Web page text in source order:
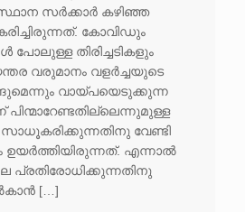
സർക്കാർ കഴിഞ്ഞ
കോവിഡും
പോലുള്ള തിരിച്ചടികളും
വരുമാനം വളർച്ചയുടെ
വായ്പയെടുക്കുന്ന
പിന്മാറേണ്ടതില്ലെന്നുമുള്ള
വേണ്ടി
ഉയർത്തിയിരുന്നത്. എന്നാൽ
പ്രതിരോധിക്കുന്നതിനു
[…]